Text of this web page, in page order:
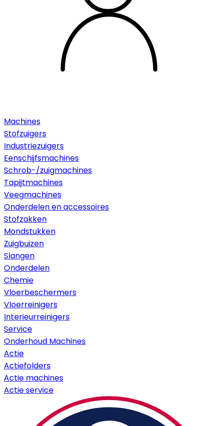
Machines
Stofzuigers
Industriezuigers
Eenschijfsmachines
Schrob-/zuigmachines
Tapijtmachines
Veegmachines
Onderdelen en accessoires
Stofzakken
Mondstukken
Zuigbuizen
Slangen
Onderdelen
Chemie
Vloerbeschermers
Vloerreinigers
Interieurreinigers
Service
Onderhoud Machines
Actie
Actiefolders
Actie machines
Actie service